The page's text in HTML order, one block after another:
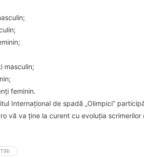
masculin;
feminin.
Internațional de spadă „Olimpici”
vă va ține la curent cu evoluția scrimerilor